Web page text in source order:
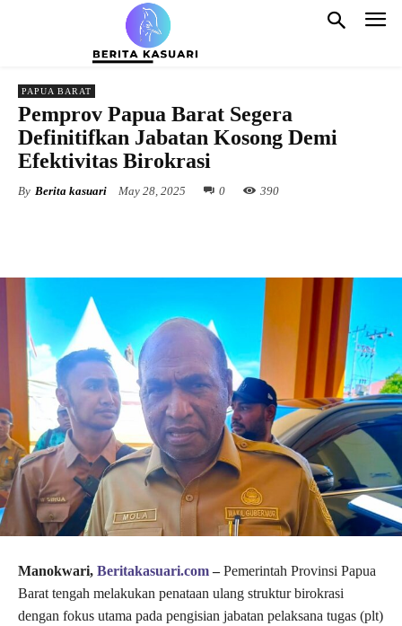
PAPUA BARAT
Pemprov Papua Barat Segera
Definitifkan Jabatan Kosong Demi
Efektivitas Birokrasi
By Berita kasuari May 28, 2025 0 390
Manokwari, Beritakasuari.com–Pemerintah Provinsi Papua
Barat tengah melakukan penataan ulang struktur birokrasi
dengan fokus utama pada pengisian jabatan pelaksana tugas (plt)